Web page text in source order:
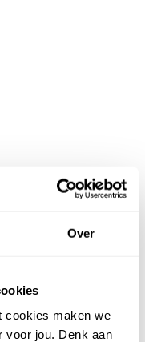
Over
cookies maken we
voor jou. Denk aan